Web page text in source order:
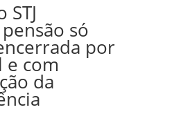
STJ
só
por
e com
da